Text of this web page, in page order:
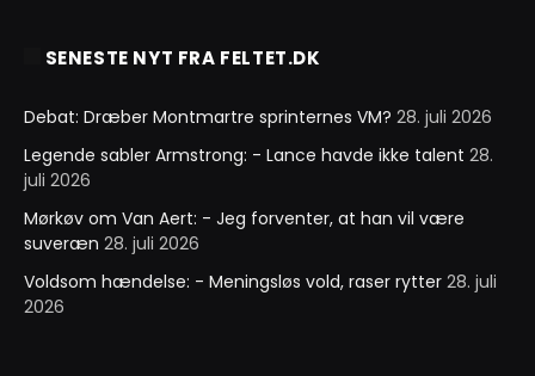
SENESTE NYT FRA FELTET.DK
Debat: Dræber Montmartre sprinternes VM? 28. juli 2026
Legende sabler Armstrong: - Lance havde ikke talent 28.
juli 2026
Mørkøv om Van Aert: - Jeg forventer, at han vil være
suveræn 28. juli 2026
Voldsom hændelse: - Meningsløs vold, raser rytter 28. juli
2026